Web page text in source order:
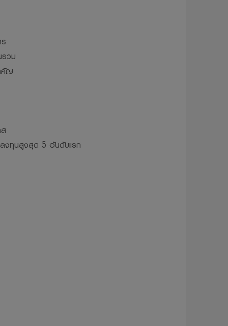
วม
คัญ
งทุนสูงสุด 5 อันดับแรก
.ล.ต. ออก
รรยาบรรณ
แต่จะได้รับ
ม่รับผิดชอบ